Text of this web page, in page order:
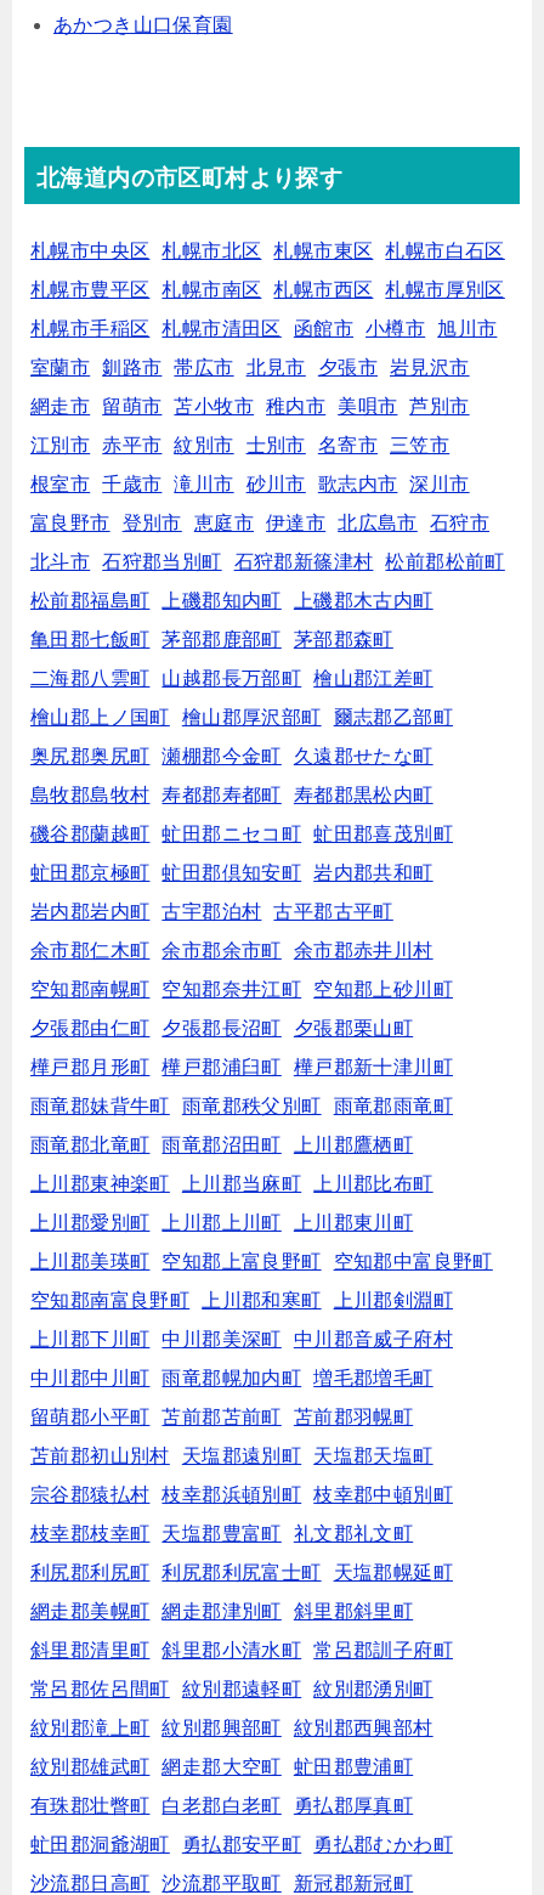
あかつき山口保育園
北海道内の市区町村より探す
札幌市中央区 札幌市北区 札幌市東区
札幌市白石区
札幌市豊平区
札幌市南区 札幌市西区
札幌市厚別区
札幌市手稲区
札幌市清田区 函館市 小樽市
旭川市
室蘭市
釧路市 帯広市 北見市 夕張市 岩見沢市
網走市
留萌市 苫小牧市 稚内市 美唄市
芦別市
江別市
赤平市 紋別市 士別市 名寄市
三笠市
根室市
千歳市 滝川市 砂川市 歌志内市
深川市
富良野市
登別市 恵庭市 伊達市 北広島市
石狩市
北斗市
石狩郡当別町 石狩郡新篠津村
松前郡松前町
松前郡福島町
上磯郡知内町
上磯郡木古内町
亀田郡七飯町
茅部郡鹿部町
茅部郡森町
二海郡八雲町
山越郡長万部町
檜山郡江差町
檜山郡上ノ国町
檜山郡厚沢部町
爾志郡乙部町
奥尻郡奥尻町
瀬棚郡今金町
久遠郡せたな町
島牧郡島牧村
寿都郡寿都町
寿都郡黒松内町
磯谷郡蘭越町
虻田郡ニセコ町
虻田郡喜茂別町
虻田郡京極町
虻田郡倶知安町
岩内郡共和町
岩内郡岩内町
古宇郡泊村
古平郡古平町
余市郡仁木町
余市郡余市町
余市郡赤井川村
空知郡南幌町
空知郡奈井江町
空知郡上砂川町
夕張郡由仁町
夕張郡長沼町
夕張郡栗山町
樺戸郡月形町
樺戸郡浦臼町
樺戸郡新十津川町
雨竜郡妹背牛町
雨竜郡秩父別町
雨竜郡雨竜町
雨竜郡北竜町
雨竜郡沼田町
上川郡鷹栖町
上川郡東神楽町
上川郡当麻町
上川郡比布町
上川郡愛別町
上川郡上川町
上川郡東川町
上川郡美瑛町
空知郡上富良野町
空知郡中富良野町
空知郡南富良野町
上川郡和寒町
上川郡剣淵町
上川郡下川町
中川郡美深町
中川郡音威子府村
中川郡中川町
雨竜郡幌加内町
増毛郡増毛町
留萌郡小平町
苫前郡苫前町
苫前郡羽幌町
苫前郡初山別村
天塩郡遠別町
天塩郡天塩町
宗谷郡猿払村
枝幸郡浜頓別町
枝幸郡中頓別町
枝幸郡枝幸町
天塩郡豊富町
礼文郡礼文町
利尻郡利尻町
利尻郡利尻富士町
天塩郡幌延町
網走郡美幌町
網走郡津別町
斜里郡斜里町
斜里郡清里町
斜里郡小清水町
常呂郡訓子府町
常呂郡佐呂間町
紋別郡遠軽町
紋別郡湧別町
紋別郡滝上町
紋別郡興部町
紋別郡西興部村
紋別郡雄武町
網走郡大空町
虻田郡豊浦町
有珠郡壮瞥町
白老郡白老町
勇払郡厚真町
虻田郡洞爺湖町
勇払郡安平町
勇払郡むかわ町
沙流郡日高町
沙流郡平取町
新冠郡新冠町